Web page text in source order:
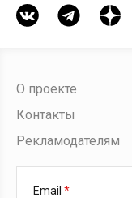
О проекте
Контакты
Рекламодателям
Email